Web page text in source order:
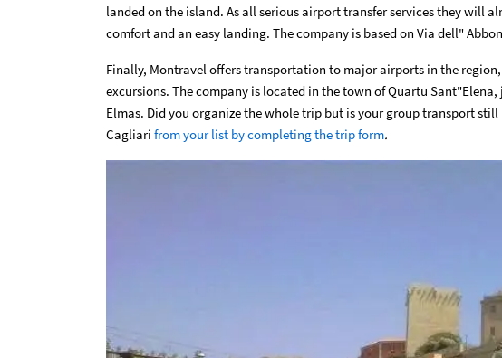
landed on the island. As all serious airport transfer services they will
comfort and an easy landing. The company is based on Via dell"
Finally, Montravel offers transportation to major airports in the
excursions. The company is located in the town of Quartu
Elmas. Did you organize the whole trip but is your group transport still
Cagliari from your list by completing the trip form.